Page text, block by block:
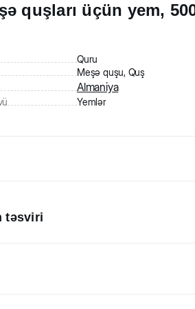
quşları üçün yem,
Quru
Meşə quşu, Quş
Almaniya
Yemlər
təsviri
üçün yem. Payızbülbülü, yalançı